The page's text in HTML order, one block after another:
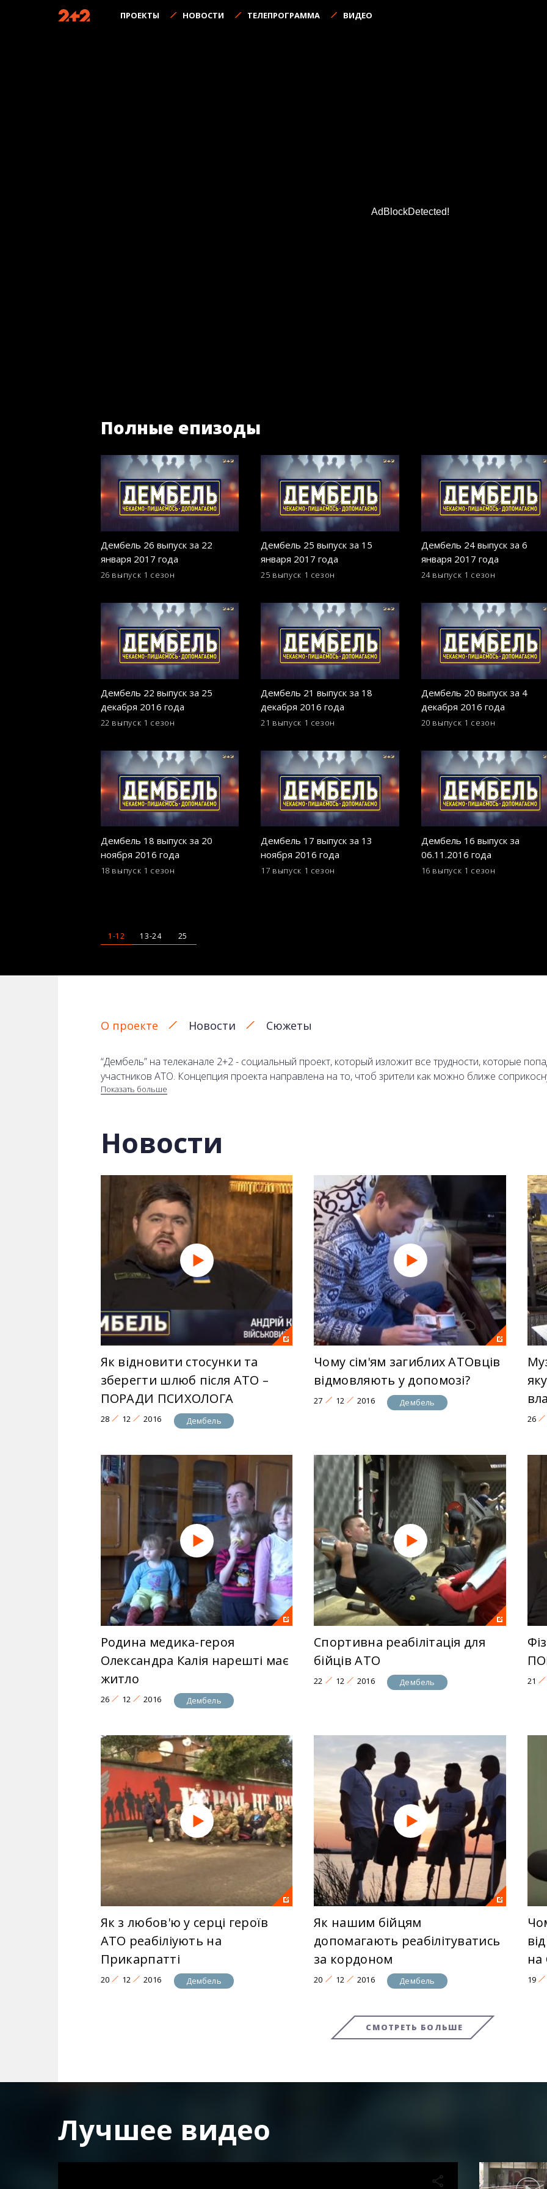
ПРОЕКТЫ НОВОСТИ ТЕЛЕПРОГРАММА ВИДЕО
AdBlockDetected!
Полные епизоды
Дембель 26 выпуск за 22
января 2017 года
26 выпуск 1 сезон
Дембель 25 выпуск за 15
января 2017 года
25 выпуск 1 сезон
Дембель 24 выпуск за 6
января 2017 года
24 выпуск 1 сезон
Дембель 22 выпуск за 25
декабря 2016 года
22 выпуск 1 сезон
Дембель 21 выпуск за 18
декабря 2016 года
21 выпуск 1 сезон
Дембель 20 выпуск за 4
декабря 2016 года
20 выпуск 1 сезон
Дембель 18 выпуск за 20
ноября 2016 года
18 выпуск 1 сезон
Дембель 17 выпуск за 13
ноября 2016 года
17 выпуск 1 сезон
Дембель 16 выпуск за
06.11.2016 года
16 выпуск 1 сезон
1-12 13-24 25
О проекте Новости Сюжеты
“Дембель” на телеканале 2+2 - социальный проект, который изложит все трудности, которые
участников АТО. Концепция проекта направлена на то, чтоб зрители как можно ближе
Многим кажется, что жизнь после возвращения с линий огня становится прежней и постепенно
усложняют жизнь. Ветеранам не свойственно сдаваться, поэтому они уверенно продолжают
Смотри "Дембель” на телеканале 2+2 онлайн бесплатно, и узнай, через что приходится
2016
Страна:Украина
Жанр:новости
Показать больше
Новости
Як відновити стосунки та
зберегти шлюб після АТО –
ПОРАДИ ПСИХОЛОГА
28 12 2016 Дембель
Чому сім'ям загиблих АТОвців
відмовляють у допомозі?
27 12 2016 Дембель
26
Родина медика-героя
Олександра Калія нарешті має
житло
26 12 2016 Дембель
Спортивна реабілітація для
бійців АТО
22 12 2016 Дембель 21
Як з любов'ю у серці героїв
АТО реабіліують на
Прикарпатті
20 12 2016 Дембель
Як нашим бійцям
допомагають реабілітуватись
за кордоном
20 12 2016 Дембель
на
19
СМОТРЕТЬ БОЛЬШЕ
Лучшее видео